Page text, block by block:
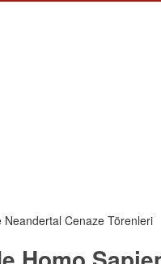
Cenaze Törenleri